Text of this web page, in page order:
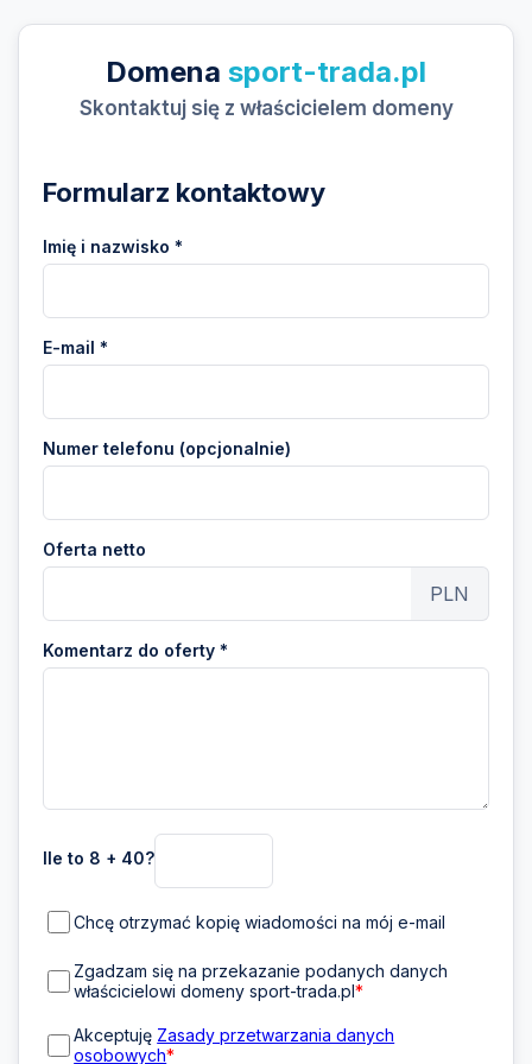
Domena sport-trada.pl
Skontaktuj się z właścicielem domeny
Formularz kontaktowy
Imię i nazwisko *
E-mail *
Numer telefonu (opcjonalnie)
Oferta netto
PLN
Komentarz do oferty *
Ile to 8 + 40?
Chcę otrzymać kopię wiadomości na mój e-mail
Zgadzam się na przekazanie podanych danych
właścicielowi domeny sport-trada.pl*
Akceptuję Zasady przetwarzania danych
osobowych*